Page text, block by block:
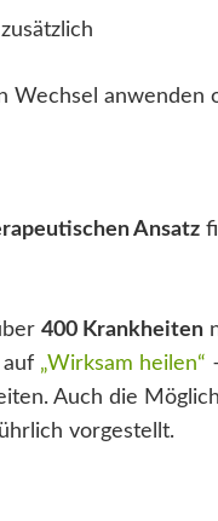
Wechsel anwenden
Ansatz
400 Krankheiten
auf „Wirksam heilen“
Auch die
vorgestellt.